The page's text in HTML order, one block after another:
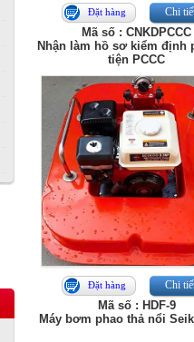
Đặt hàng Chi
Mã số : CNKDPCCC
Nhận làm hồ sơ kiểm định
tiện PCCC
Đặt hàng Chi
Mã số : HDF-9
Máy bơm phao thả nổi